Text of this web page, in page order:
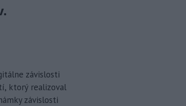
závislosti
ktorý realizoval
závislosti